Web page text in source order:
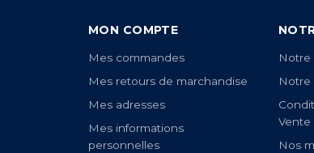
MON COMPTE
Mes commandes
Mes retours de marchandise
Mes adresses
Mes informations
personnelles
Notre
Notre
Vente
Nos